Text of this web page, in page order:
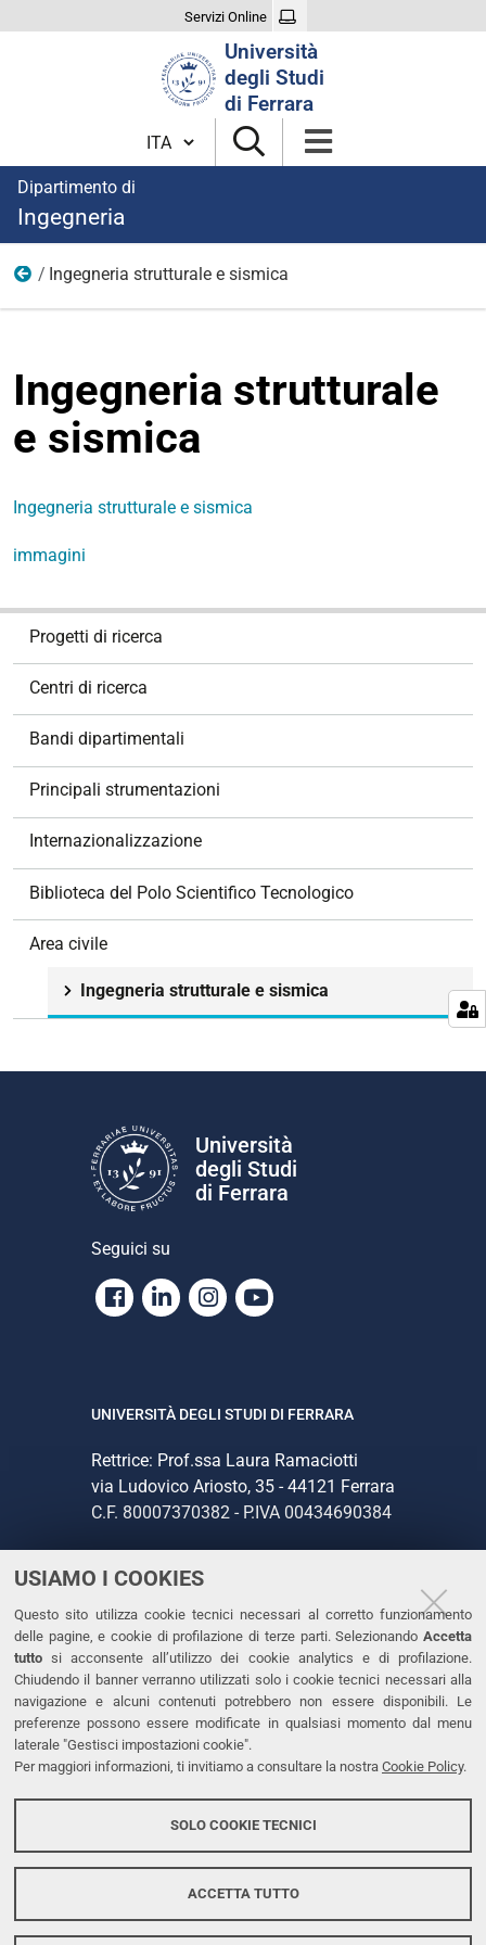
USIAMO I COOKIES
Questo sito utilizza cookie tecnici necessari al corretto funzionamento
delle pagine, e cookie di profilazione di terze parti. Selezionando Accetta
tutto si acconsente all’utilizzo dei cookie analytics e di profilazione.
Chiudendo il banner verranno utilizzati solo i cookie tecnici necessari alla
navigazione e alcuni contenuti potrebbero non essere disponibili. Le
preferenze possono essere modificate in qualsiasi momento dal menu
laterale "Gestisci impostazioni cookie".
Per maggiori informazioni, ti invitiamo a consultare la nostra Cookie Policy.
SOLO COOKIE TECNICI
ACCETTA TUTTO
Servizi Online
Università
degli Studi
di Ferrara
Cambia lingua
Dipartimento di
Ingegneria
Area civile
Ingegneria strutturale e sismica
Ingegneria strutturale
e sismica
Ingegneria strutturale e sismica
immagini
Progetti di ricerca
Centri di ricerca
Bandi dipartimentali
Principali strumentazioni
Internazionalizzazione
Biblioteca del Polo Scientifico Tecnologico
Area civile
Ingegneria strutturale e sismica
Università
degli Studi
di Ferrara
Seguici su
Facebook
LinkedinInstagram
Youtube
UNIVERSITÀ DEGLI STUDI DI FERRARA
Rettrice: Prof.ssa Laura Ramaciotti
via Ludovico Ariosto, 35 - 44121 Ferrara
C.F. 80007370382 - P.IVA 00434690384
CONTATTI
Tel. +39 0532 293111
Fax. +39 0532 293031
PEC
LINKS
Dichiarazione di accessibilità
Protezione dati personali